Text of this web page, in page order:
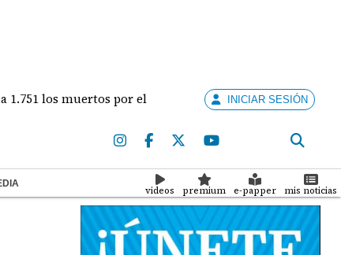
muertos por el brote de ébola CSS convoca
INICIAR SESIÓN
videos premium e-papper mis noticias